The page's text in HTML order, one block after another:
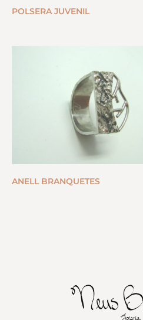
POLSERA JUVENIL
ANELL BRANQUETES